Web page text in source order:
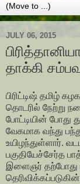
JULY 06, 2015
தாக்கி
பிரிட்டிஷ் தமிழ்
தொடரில் நேற்று
போட்டியின் போது
வேகமாக வந்து
உயிழந்துள்ளார்.
பகுதியேச்சேர்த
இளைஞர் தற்போது